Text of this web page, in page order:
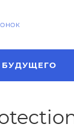
БУДУЩЕГО